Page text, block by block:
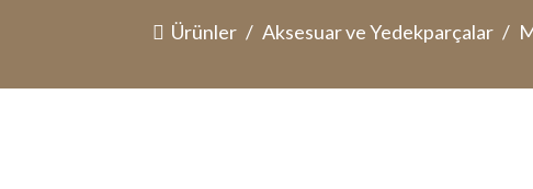
Ürünler Aksesuar ve Yedekparçalar